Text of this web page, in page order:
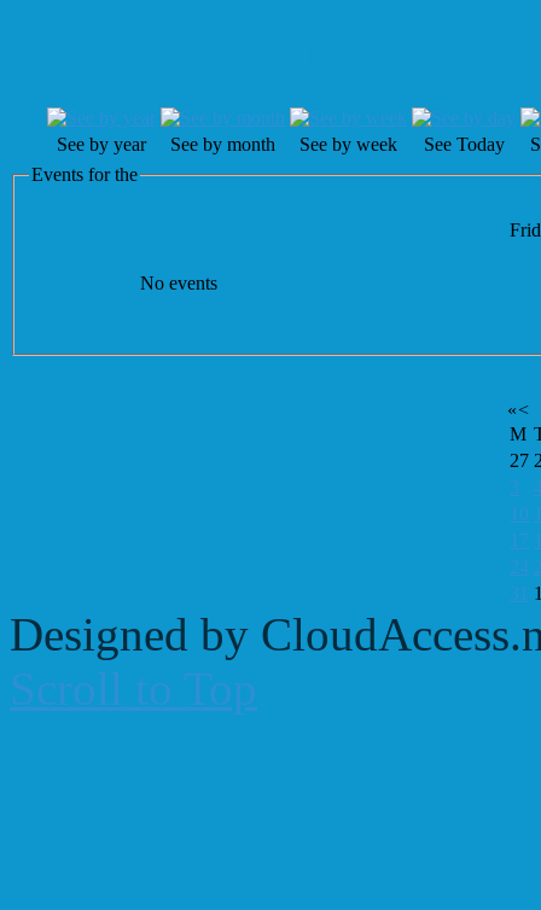
See by year See by month See by week See Today
Events for the
No events
«<
M
27
3
10
17
24
31
Designed by
Scroll to Top